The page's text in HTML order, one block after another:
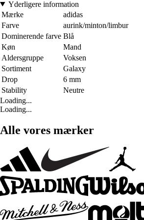
Yderligere information
Mærke
adidas
Farve
aurink/minton/limbur
Dominerende farve Blå
Køn
Mand
Aldersgruppe
Voksen
Sortiment
Galaxy
Drop
6 mm
Stability
Neutre
Loading...
Loading...
Alle vores mærker